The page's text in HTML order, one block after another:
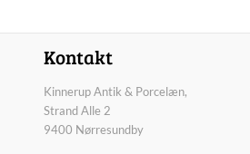
Kontakt
Kinnerup Antik & Porcelæn,
Strand Alle 2
9400 Nørresundby